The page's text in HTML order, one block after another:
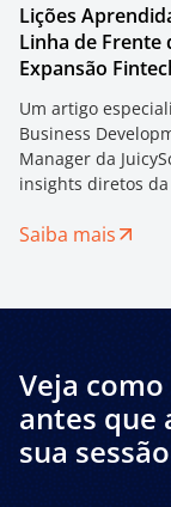
Lições
Linha de Frente
Expansão
Um artigo
Business
Manager da
insights diretos
na América Latina.
estão
incidência de
Saiba mais
Veja
antes que
sua